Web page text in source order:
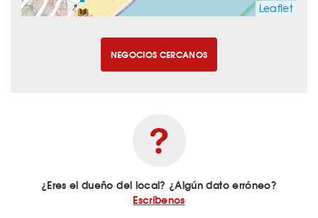
Leaflet
NEGOCIOS CERCANOS
¿Eres el dueño del local? ¿Algún dato erróneo?
Escríbenos